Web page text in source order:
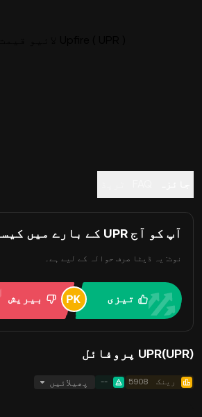
آپ کو آج UPR کے بارے میں کیسا لگتا ہے؟
نوٹ: یہ ڈیٹا صرف حوالہ کے لیے ہے۔
تیزی بیریش
UPR(UPR) پروفائل
رینک 5908
-- پھیلائیں